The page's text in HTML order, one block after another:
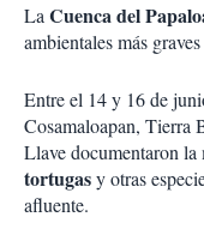
LaCuenca del
ambientales más
Entre el 14 y 16 de
Cosamaloapan, Tierra
Llave documentaron la
tortugasy otras
afluente.